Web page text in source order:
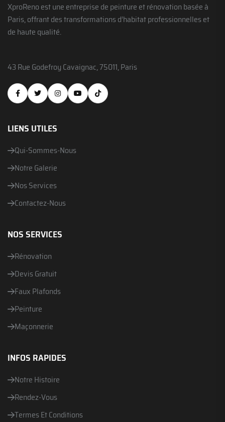
XproReno est une entreprise de peinture et rénovation basée à
Paris, offrant des transformations d’habitat professionnelles et
de haute qualité.
43 Rue Godefroy Cavaignac, 75011, Paris
LIENS UTILES
Qui-Sommes-Nous
Notre Galerie
Nos Services
Contactez-Nous
NOS SERVICES
Rénovation
Devis Gratuit
Faux Plafonds
Peinture
Maçonnerie
INFOS RAPIDES
Notre Histoire
Rendez-Vous
Termes Et Conditions